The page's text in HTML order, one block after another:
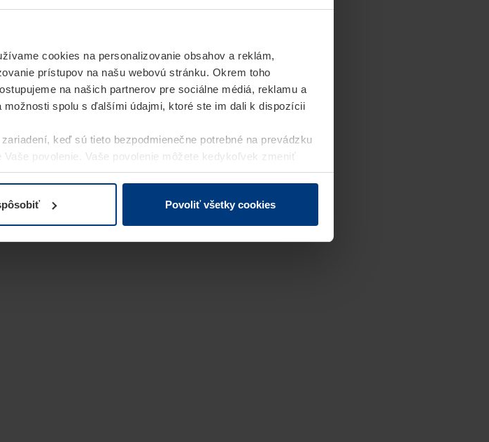
cookies na personalizovanie obsahov a reklám,
prístupov na našu webovú stránku. Okrem toho
na našich partnerov pre sociálne médiá, reklamu a
spolu s ďalšími údajmi, ktoré ste im dali k dispozícii
keď sú tieto bezpodmienečne potrebné na prevádzku
povolenie. Vaše povolenie môžete kedykoľvek zmeniť
o ochrane osobných údajovnašej webovej stránky.
Povoliť všetky cookies